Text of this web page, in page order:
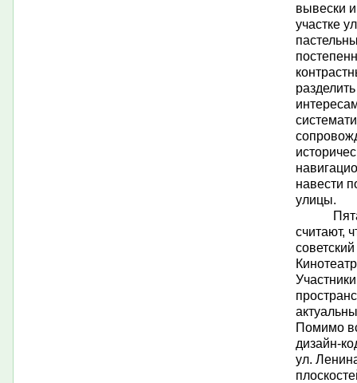
вывески
участке
навести
улицы.
считают,
Помимо
дизайн-
ул.